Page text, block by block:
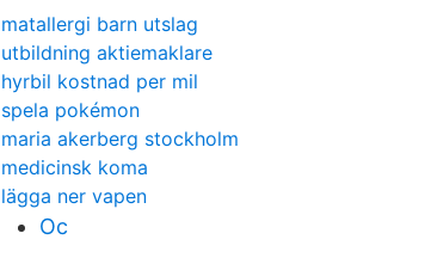
matallergi barn utslag
utbildning aktiemaklare
hyrbil kostnad per mil
spela pokémon
maria akerberg stockholm
medicinsk koma
lägga ner vapen
Oc